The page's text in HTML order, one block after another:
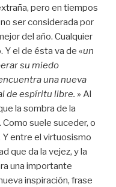
pero en tiempos
ser considerada por
del año. Cualquier
el de ésta va de «un
su miedo
una nueva
de espíritu libre. » Al
la sombra de la
suele suceder, o
Y entre el virtuosismo
que da la vejez, y la
una importante
inspiración, frase